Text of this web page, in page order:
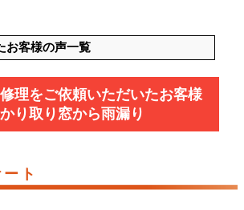
お客様の声一覧
理をご依頼いただいたお客様
り取り窓から雨漏り
ト